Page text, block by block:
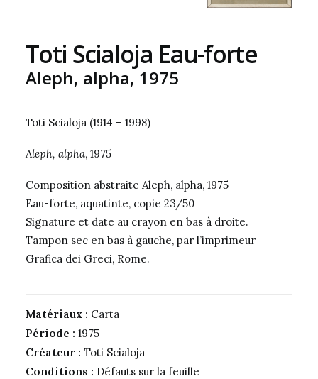
Toti Scialoja Eau-forte
Aleph, alpha, 1975
Toti Scialoja (1914 – 1998)
Aleph, alpha, 1975
Composition abstraite Aleph, alpha, 1975
Eau-forte, aquatinte, copie 23/50
Signature et date au crayon en bas à droite.
Tampon sec en bas à gauche, par l’imprimeur
Grafica dei Greci, Rome.
Matériaux : Carta
Période : 1975
Créateur : Toti Scialoja
Conditions : Défauts sur la feuille